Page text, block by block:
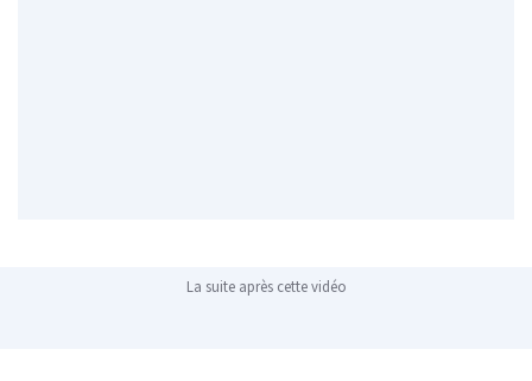
La suite après cette vidéo